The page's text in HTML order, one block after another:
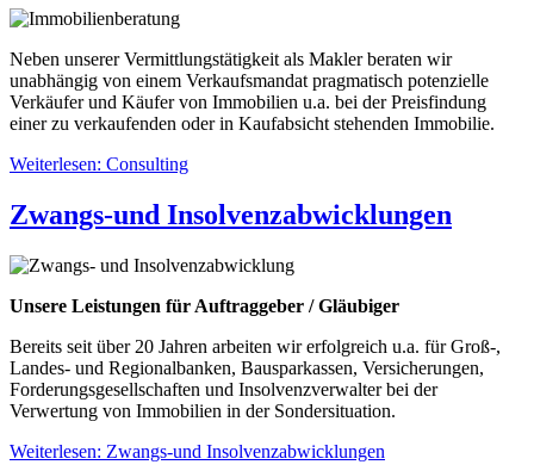
Neben unserer Vermittlungstätigkeit als Makler beraten wir
unabhängig von einem Verkaufsmandat pragmatisch potenzielle
Verkäufer und Käufer von Immobilien u.a. bei der Preisfindung
einer zu verkaufenden oder in Kaufabsicht stehenden Immobilie.
Weiterlesen: Consulting
Zwangs-und Insolvenzabwicklungen
Unsere Leistungen für Auftraggeber / Gläubiger
Bereits seit über 20 Jahren arbeiten wir erfolgreich u.a. für Groß-,
Landes- und Regionalbanken, Bausparkassen, Versicherungen,
Forderungsgesellschaften und Insolvenzverwalter bei der
Verwertung von Immobilien in der Sondersituation.
Weiterlesen: Zwangs-und Insolvenzabwicklungen